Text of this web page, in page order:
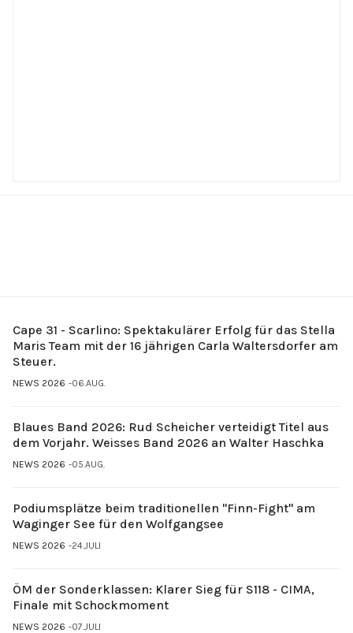
Cape 31 - Scarlino: Spektakulärer Erfolg für das Stella
Maris Team mit der 16 jährigen Carla Waltersdorfer am
Steuer.
NEWS 2026 06.AUG.
Blaues Band 2026: Rud Scheicher verteidigt Titel aus
dem Vorjahr. Weisses Band 2026 an Walter Haschka
NEWS 2026 05.AUG.
Podiumsplätze beim traditionellen "Finn-Fight" am
Waginger See für den Wolfgangsee
NEWS 2026 24.JULI
ÖM der Sonderklassen: Klarer Sieg für S118 - CIMA,
Finale mit Schockmoment
NEWS 2026 07.JULI